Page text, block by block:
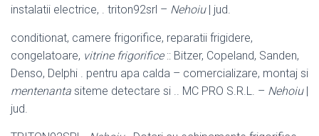
instalatii electrice, . triton92srl – Nehoiu| jud.
conditionat, camere frigorifice, reparatii frigidere,
congelatoare, vitrine frigorifice:: Bitzer, Copeland, Sanden,
Denso, Delphi . pentru apa calda – comercializare, montaj si
mentenanta siteme detectare si .. MC PRO S.R.L. – Nehoiu|
jud.